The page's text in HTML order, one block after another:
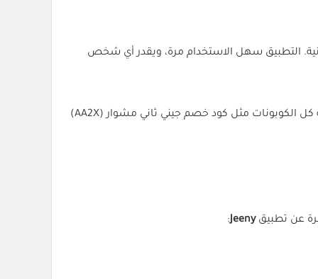
التطبيق سهل الاستخدام مرة، ويقدر أي شخص
خلال السنتين الأخيرتين، صار جيني من أكثر التطبيقات استخداماً في السعودية، خصوصاً مع توفير أكواد خصم حصرية من منصة كل الكوبونات مثل كود خصم جيني ثاني مشوار (AA2X)
عن تطبيقJeeny
: